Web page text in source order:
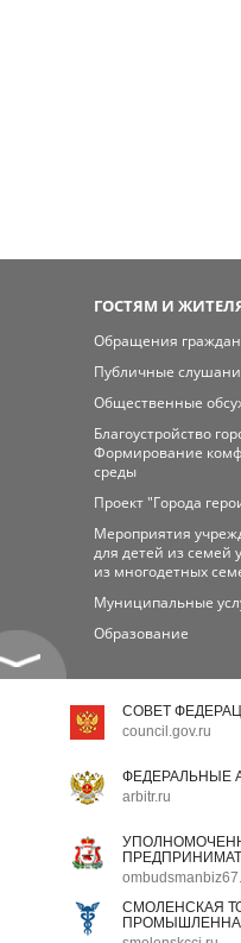
ГОСТЯМ И
Обращения граждан
Публичные
Общественные
Благоустройство
Формирование
среды
Проект "Города
Мероприятия
для детей из семей
из многодетных
Муниципальные
Образование
СОВЕТ
council.gov.ru
ФЕДЕРАЛЬНЫЕ
arbitr.ru
СМОЛЕНСКАЯ